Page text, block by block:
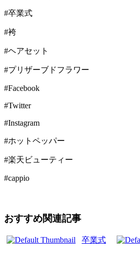
#卒業式
#袴
#ヘアセット
#プリザーブドフラワー
#Facebook
#Twitter
#Instagram
#ホットペッパー
#楽天ビューティー
#cappio
おすすめ関連記事
卒業式